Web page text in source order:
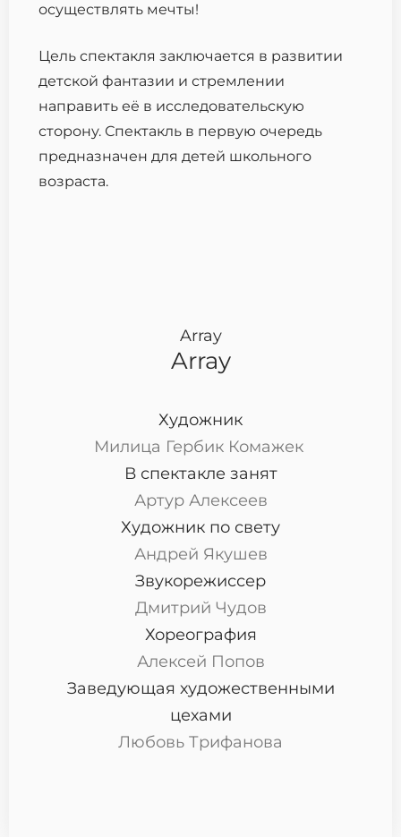
осуществлять мечты!
Цель спектакля заключается в развитии
детской фантазии и стремлении
направить её в исследовательскую
сторону. Спектакль в первую очередь
предназначен для детей школьного
возраста.
Array
Array
Художник
Милица Гербик Комажек
В спектакле занят
Артур Алексеев
Художник по свету
Андрей Якушев
Звукорежиссер
Дмитрий Чудов
Хореография
Алексей Попов
Заведующая художественными
цехами
Любовь Трифанова